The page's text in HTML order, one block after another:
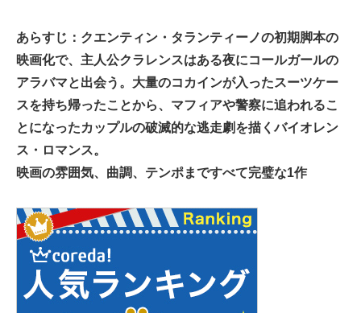
あらすじ：クエンティン・タランティーノの初期脚本の
映画化で、主人公クラレンスはある夜にコールガールの
アラバマと出会う。大量のコカインが入ったスーツケー
スを持ち帰ったことから、マフィアや警察に追われるこ
とになったカップルの破滅的な逃走劇を描くバイオレン
ス・ロマンス。
映画の雰囲気、曲調、テンポまですべて完璧な1作